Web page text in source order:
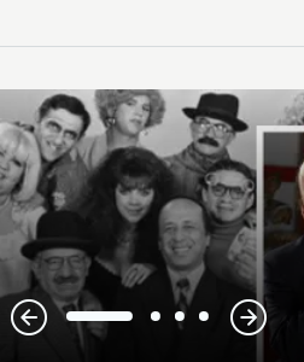
1 2 3 4